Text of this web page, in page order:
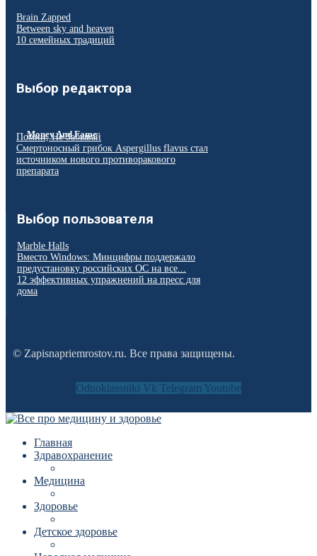
Brain Zapped
Between sky and heaven
10 семейных традиций
Выбор редактора
Money And Fame
Помни, Не Забывай
Смертоносный грибок Aspergillus flavus стал
источником нового противоракового
препарата
Выбор пользователя
Marble Halls
Вместо Windows: Минцифры поддержало
предустановку российских ОС на все...
12 эффективных упражнений на пресс для
дома
© Zapisnapriemrostov.ru. Все права защищены.
Odnoklassniki Vk Telegram Youtube
Главная
Здравохранение
Медицина
Здоровье
Детское здоровье